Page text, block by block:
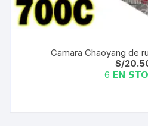
Camara Chaoyang de
S/
6 𝗘𝗡